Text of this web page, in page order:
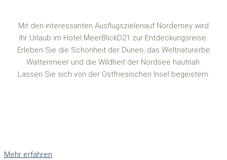
Mit den interessanten Ausflugszielenauf Norderney wird
Ihr Urlaub im Hotel MeerBlickD21 zur Entdeckungsreise.
Erleben Sie die Schönheit der Dünen, das Weltnaturerbe
Wattenmeer und die Wildheit der Nordsee hautnah.
Lassen Sie sich von der Ostfriesischen Insel begeistern.
Mehr erfahren